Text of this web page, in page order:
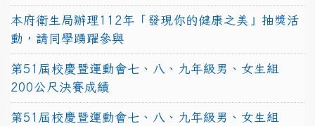
本府衛生局辦理112年「發現你的健康之美」抽獎活
動，請同學踴躍參與
第51屆校慶暨運動會七、八、九年級男、女生組
200公尺決賽成績
第51屆校慶暨運動會七、八、九年級男、女生組